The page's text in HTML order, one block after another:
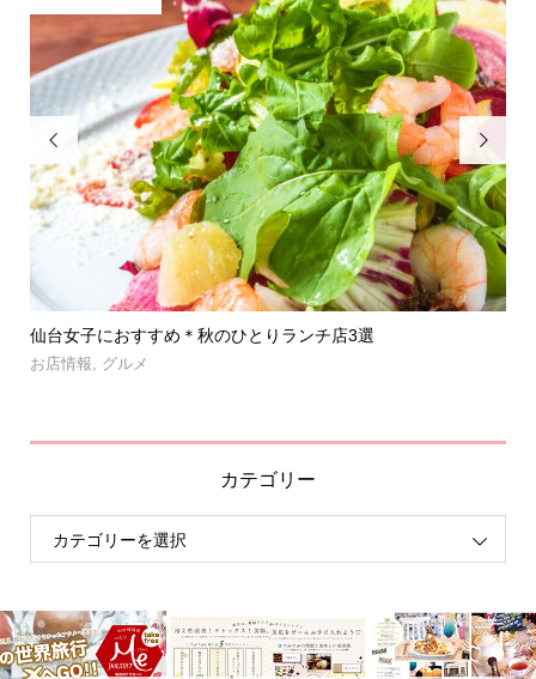

仙台女子におすすめ＊秋のひとりランチ店3選
お店情報 グルメ

カテゴリー